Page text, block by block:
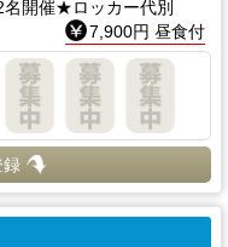
開催★ロッカー代別
7,900円 昼食付
録